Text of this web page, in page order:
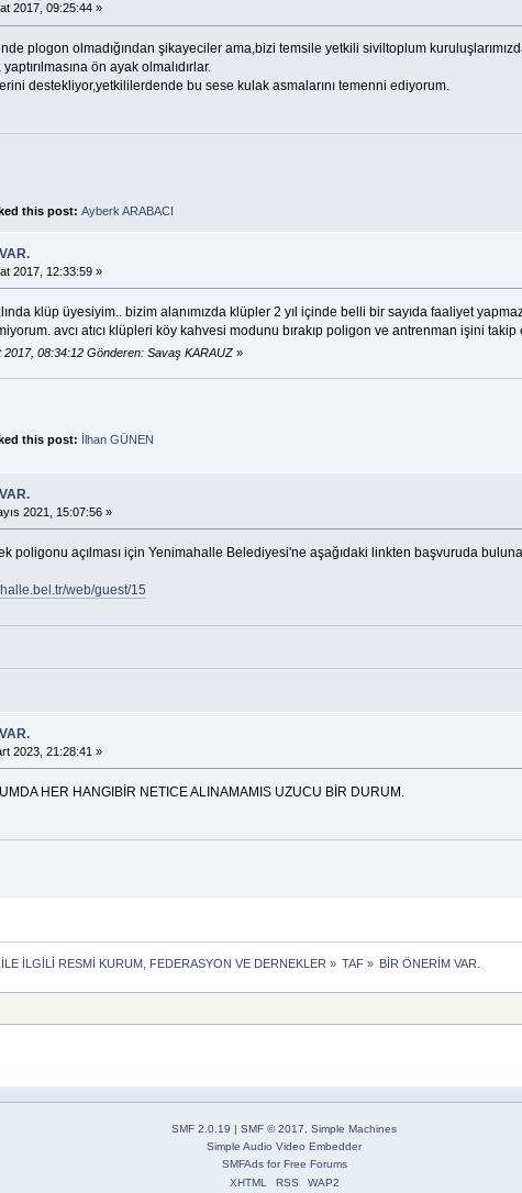
2017, 09:25:44 »
plogon olmadığından şikayeciler ama,bizi temsile yetkili siviltoplum
ön ayak olmalıdırlar.
destekliyor,yetkililerdende bu sese kulak asmalarını temenni ediyorum.
this post: Ayberk ARABACI
2017, 12:33:59 »
klüp üyesiyim.. bizim alanımızda klüpler 2 yıl içinde belli bir sayıda faaliyet
avcı atıcı klüpleri köy kahvesi modunu bırakıp poligon ve antrenman işini takip
2017, 08:34:12 Gönderen: Savaş KARAUZ»
this post: İlhan GÜNEN
2021, 15:07:56 »
poligonu açılması için Yenimahalle Belediyesi'ne aşağıdaki linkten başvuruda
web/guest/15
2023, 21:28:41 »
HER HANGIBİR NETICE ALINAMAMIS UZUCU BİR DURUM.
İLGİLİ RESMİ KURUM, FEDERASYON VE DERNEKLER » TAF » BİR ÖNERİM VAR.
SMF 2.0.19 | SMF © 2017, Simple Machines
Simple Audio Video Embedder
SMFAdsforFree Forums
XHTML
RSS WAP2